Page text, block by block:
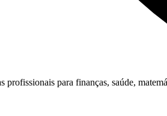
profissionais para finanças, saúde,